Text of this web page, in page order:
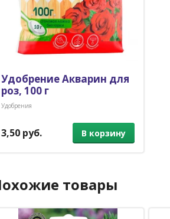
Удобрение Акварин для
роз, 100 г
Удобрения
3,50 руб. В корзину
товары